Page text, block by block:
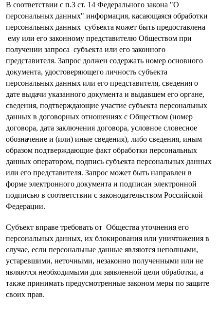
В соответствии с п.3 ст. 14 Федерального закона "О
персональных данных" информация, касающаяся обработки
персональных данных субъекта может быть предоставлена
ему или его законному представителю Обществом при
получении запроса субъекта или его законного
представителя. Запрос должен содержать номер основного
документа, удостоверяющего личность субъекта
персональных данных или его представителя, сведения о
дате выдачи указанного документа и выдавшем его органе,
сведения, подтверждающие участие субъекта персональных
данных в договорных отношениях с Обществом (номер
договора, дата заключения договора, условное словесное
обозначение и (или) иные сведения), либо сведения, иным
образом подтверждающие факт обработки персональных
данных оператором, подпись субъекта персональных данных
или его представителя. Запрос может быть направлен в
форме электронного документа и подписан электронной
подписью в соответствии с законодательством Российской
Федерации.
Субъект вправе требовать от Общества уточнения его
персональных данных, их блокирования или уничтожения в
случае, если персональные данные являются неполными,
устаревшими, неточными, незаконно полученными или не
являются необходимыми для заявленной цели обработки, а
также принимать предусмотренные законом меры по защите
своих прав.